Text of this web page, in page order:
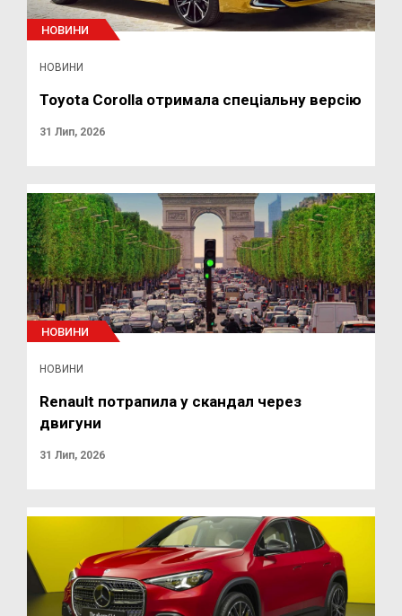
НОВИНИ
НОВИНИ
Toyota Corolla отримала спеціальну версію
31 Лип, 2026
НОВИНИ
НОВИНИ
Renault потрапила у скандал через
двигуни
31 Лип, 2026